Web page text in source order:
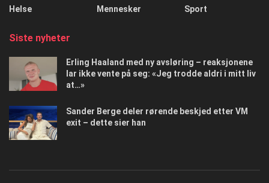
Helse
Mennesker
Sport
Siste nyheter
Erling Haaland med ny avsløring – reaksjonene
lar ikke vente på seg: «Jeg trodde aldri i mitt liv
at…»
Sander Berge deler rørende beskjed etter VM
exit – dette sier han